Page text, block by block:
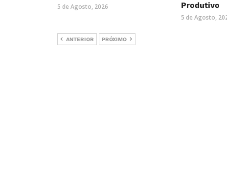
5 de Agosto, 2026
Produtivo
5 de Agosto,
ANTERIOR PRÓXIMO